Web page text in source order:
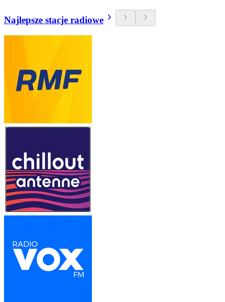
Najlepsze stacje radiowe